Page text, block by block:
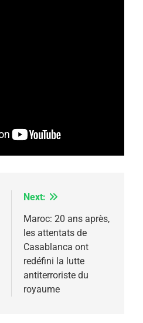
Next:
Maroc: 20 ans après,
les attentats de
Casablanca ont
redéfini la lutte
antiterroriste du
royaume